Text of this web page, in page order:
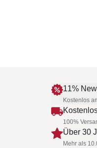
11%
Kostenlos
100%
Über 30
Mehr als